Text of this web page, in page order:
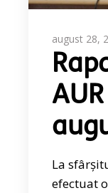
august 28,
La
efectuat